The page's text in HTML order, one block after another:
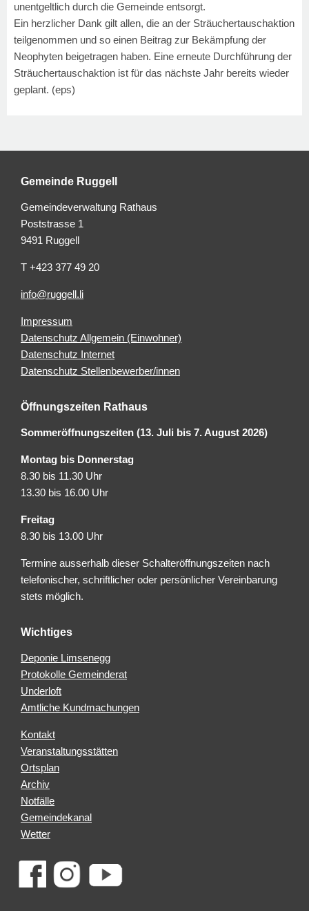
unentgeltlich durch die Gemeinde entsorgt.
Ein herzlicher Dank gilt allen, die an der Sträuchertauschaktion
teilgenommen und so einen Beitrag zur Bekämpfung der
Neophyten beigetragen haben. Eine erneute Durchführung der
Sträuchertauschaktion ist für das nächste Jahr bereits wieder
geplant. (eps)
Gemeinde Ruggell
Gemeindeverwaltung Rathaus
Poststrasse 1
9491 Ruggell
T +423 377 49 20
info@ruggell.li
Impressum
Datenschutz Allgemein (Einwohner)
Datenschutz Internet
Datenschutz Stellenbewerber/innen
Öffnungszeiten Rathaus
Sommeröffnungszeiten (13. Juli bis 7. August 2026)
Montag bis Donnerstag
8.30 bis 11.30 Uhr
13.30 bis 16.00 Uhr
Freitag
8.30 bis 13.00 Uhr
Termine ausserhalb dieser Schalteröffnungszeiten nach
telefonischer, schriftlicher oder persönlicher Vereinbarung
stets möglich.
Wichtiges
Deponie Limsenegg
Protokolle Gemeinderat
Underloft
Amtliche Kundmachungen
Kontakt
Veranstaltungsstätten
Ortsplan
Archiv
Notfälle
Gemeindekanal
Wetter